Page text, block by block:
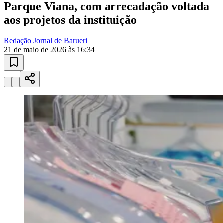
Esportes ao Vivo placares e tabelas
atualizadas
Paulistão, Brasileirão, Champions League e mais. Placar em tempo
real, classificação e notícias esportivas.
04/10Acompanhar jogos
Newsletter Bom Dia Barueri
Clima e Previsão do Tempo
Vagas de Emprego
Portal Pet
Guia de Empresas
Publicidade Anuncie Aqui
Cotidiano Seguir
min de leitura
Cotidiano
APAE Barueri realiza bazar de inverno
com peças a preços especiais
Evento acontece de 8 a 12 de junho, no